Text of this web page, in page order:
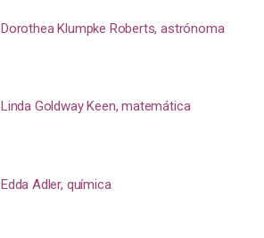
Dorothea Klumpke Roberts, astrónoma
Linda Goldway Keen, matemática
Edda Adler, química